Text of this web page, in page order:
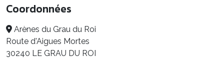
Coordonnées
Arènes du Grau du Roi
Route d'Aigues Mortes
30240 LE GRAU DU ROI